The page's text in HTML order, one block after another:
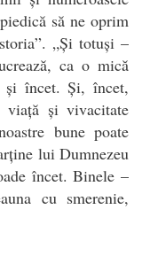
să ne oprim
„Și totuși –
ca o mică
și încet. Și, încet,
viață și vivacitate
bune poate
lui Dumnezeu
încet. Binele –
cu smerenie,